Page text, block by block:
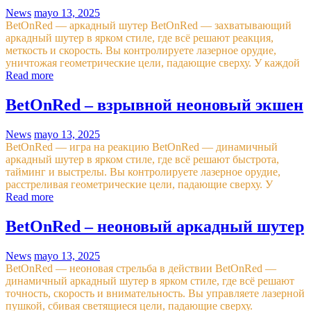
News mayo 13, 2025
BetOnRed — аркадный шутер BetOnRed — захватывающий
аркадный шутер в ярком стиле, где всё решают реакция,
меткость и скорость. Вы контролируете лазерное орудие,
уничтожая геометрические цели, падающие сверху. У каждой
Read more
BetOnRed – взрывной неоновый экшен
News mayo 13, 2025
BetOnRed — игра на реакцию BetOnRed — динамичный
аркадный шутер в ярком стиле, где всё решают быстрота,
тайминг и выстрелы. Вы контролируете лазерное орудие,
расстреливая геометрические цели, падающие сверху. У
Read more
BetOnRed – неоновый аркадный шутер
News mayo 13, 2025
BetOnRed — неоновая стрельба в действии BetOnRed —
динамичный аркадный шутер в ярком стиле, где всё решают
точность, скорость и внимательность. Вы управляете лазерной
пушкой, сбивая светящиеся цели, падающие сверху.